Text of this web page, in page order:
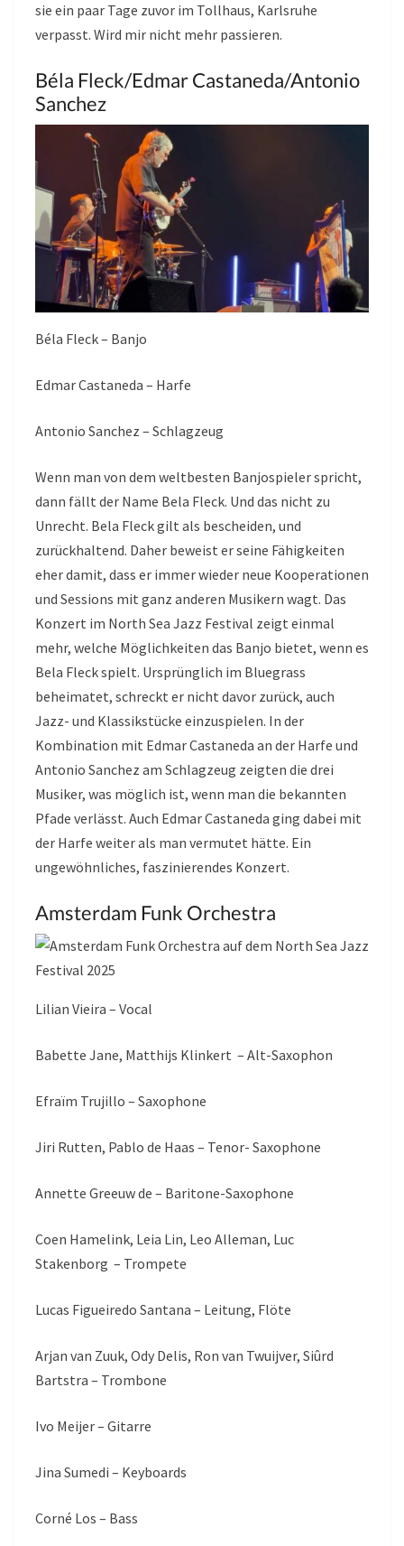
sie ein paar Tage zuvor im Tollhaus, Karlsruhe
verpasst. Wird mir nicht mehr passieren.
Béla Fleck/Edmar Castaneda/Antonio
Sanchez
Béla Fleck – Banjo
Edmar Castaneda – Harfe
Antonio Sanchez – Schlagzeug
Wenn man von dem weltbesten Banjospieler spricht,
dann fällt der Name Bela Fleck. Und das nicht zu
Unrecht. Bela Fleck gilt als bescheiden, und
zurückhaltend. Daher beweist er seine Fähigkeiten
eher damit, dass er immer wieder neue Kooperationen
und Sessions mit ganz anderen Musikern wagt. Das
Konzert im North Sea Jazz Festival zeigt einmal
mehr, welche Möglichkeiten das Banjo bietet, wenn es
Bela Fleck spielt. Ursprünglich im Bluegrass
beheimatet, schreckt er nicht davor zurück, auch
Jazz- und Klassikstücke einzuspielen. In der
Kombination mit Edmar Castaneda an der Harfe und
Antonio Sanchez am Schlagzeug zeigten die drei
Musiker, was möglich ist, wenn man die bekannten
Pfade verlässt. Auch Edmar Castaneda ging dabei mit
der Harfe weiter als man vermutet hätte. Ein
ungewöhnliches, faszinierendes Konzert.
Amsterdam Funk Orchestra
Lilian Vieira – Vocal
Babette Jane, Matthijs Klinkert – Alt-Saxophon
Efraïm Trujillo – Saxophone
Jiri Rutten, Pablo de Haas – Tenor- Saxophone
Annette Greeuw de – Baritone-Saxophone
Coen Hamelink, Leia Lin, Leo Alleman, Luc
Stakenborg – Trompete
Lucas Figueiredo Santana – Leitung, Flöte
Arjan van Zuuk, Ody Delis, Ron van Twuijver, Siûrd
Bartstra – Trombone
Ivo Meijer – Gitarre
Jina Sumedi – Keyboards
Corné Los – Bass